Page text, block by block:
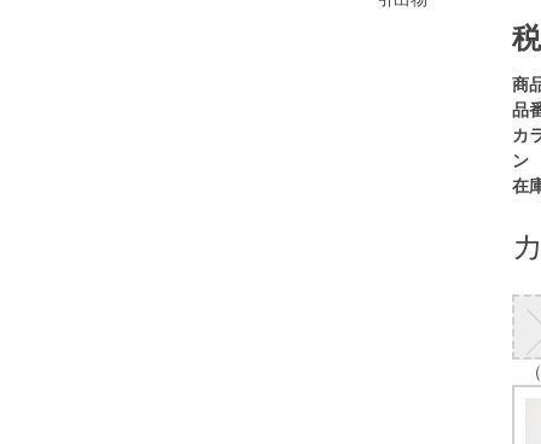
商
品
カ
ン
在